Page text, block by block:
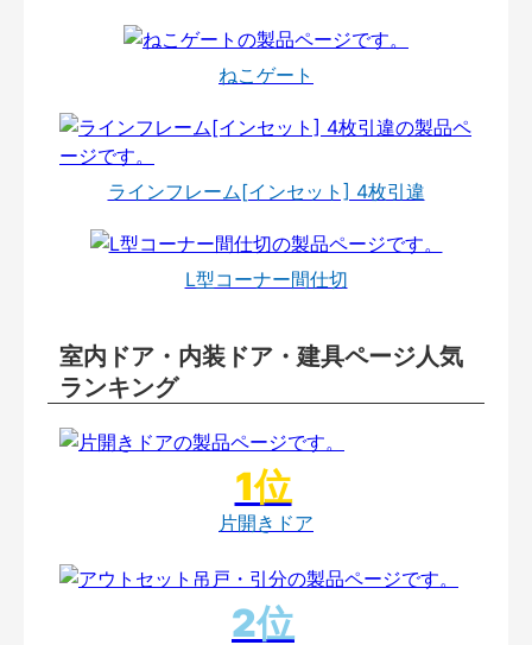
ねこゲート
ラインフレーム[インセット] 4枚引違
L型コーナー間仕切
室内ドア・内装ドア・建具ページ人気
ランキング
片開きドア